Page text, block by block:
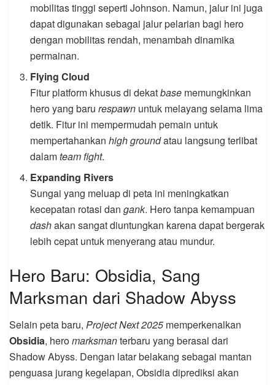
mobilitas tinggi seperti Johnson. Namun, jalur ini juga
dapat digunakan sebagai jalur pelarian bagi hero
dengan mobilitas rendah, menambah dinamika
permainan.
Flying Cloud
Fitur platform khusus di dekatbase memungkinkan
hero yang barurespawn untuk melayang selama lima
detik. Fitur ini mempermudah pemain untuk
mempertahankanhigh groundatau langsung terlibat
dalamteam fight.
Expanding Rivers
Sungai yang meluap di peta ini meningkatkan
kecepatan rotasi dangank. Hero tanpa kemampuan
dashakan sangat diuntungkan karena dapat bergerak
lebih cepat untuk menyerang atau mundur.
Hero Baru: Obsidia, Sang
Marksman dari Shadow Abyss
Selain peta baru, Project Next 2025 memperkenalkan
Obsidia, heromarksmanterbaru yang berasal dari
Shadow Abyss. Dengan latar belakang sebagai mantan
penguasa jurang kegelapan, Obsidia diprediksi akan